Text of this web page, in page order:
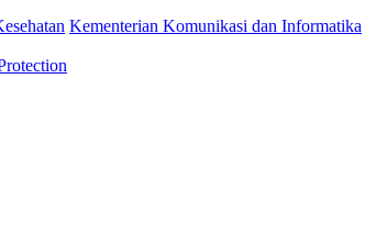
Kementerian Komunikasi dan Informatika